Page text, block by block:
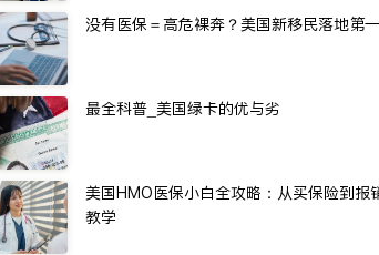
没有医保＝高危裸奔？美国新移民落地第
最全科普_美国绿卡的优与劣
美国HMO医保小白全攻略：从买保险到报
教学